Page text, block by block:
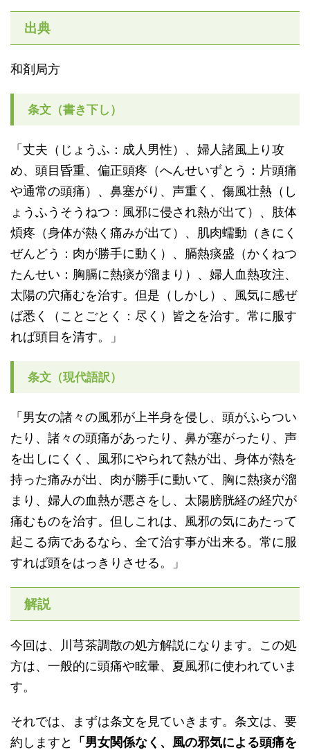
出典
和剤局方
条文（書き下し）
「丈夫（じょうふ：成人男性）、婦人諸風上り攻
め、頭目昏重、偏正頭疼（へんせいずとう：片頭痛
や通常の頭痛）、鼻塞がり、声重く、傷風壮熱（し
ょうふうそうねつ：風邪に侵され熱が出て）、肢体
煩疼（身体が熱く痛みが出て）、肌肉蠕動（きにく
ぜんどう：肉が勝手に動く）、膈熱痰盛（かくねつ
たんせい：胸膈に熱痰が溜まり）、婦人血熱攻注、
太陽の穴痛むを治す。但是（しかし）、風気に感ぜ
ば悉く（ことごとく：尽く）皆之を治す。常に服す
れば頭目を清す。」
条文（現代語訳）
「男女の諸々の風邪が上半身を侵し、頭がふらつい
たり、諸々の頭痛があったり、鼻が塞がったり、声
を出しにくく、風邪にやられて熱が出、身体が熱を
持った痛みが出、肉が勝手に動いて、胸に熱痰が溜
まり、婦人の血熱が悪さをし、太陽膀胱経の経穴が
痛むものを治す。但しこれは、風邪の気にあたって
起こる病であるなら、全て治す事が出来る。常に服
すれば頭をはっきりさせる。」
解説
今回は、川芎茶調散の処方解説になります。この処
方は、一般的に頭痛や眩暈、夏風邪に使われていま
す。
それでは、まずは条文を見ていきます。条文は、要
約しますと
「男女関係なく、風の邪気による頭痛を